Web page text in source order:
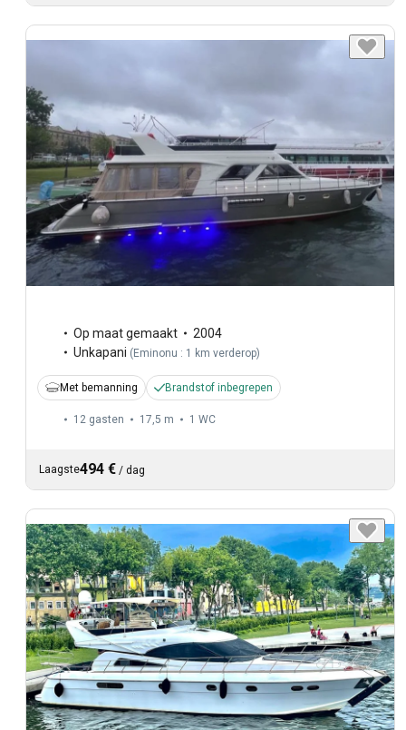
Op maat gemaakt
2004
Unkapani (Eminonu : 1 km verderop)
Met bemanning Brandstof inbegrepen
12 gasten 17,5 m 1 WC
Laagste494 € / dag